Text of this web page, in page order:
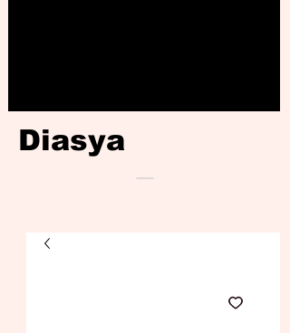
Diasya